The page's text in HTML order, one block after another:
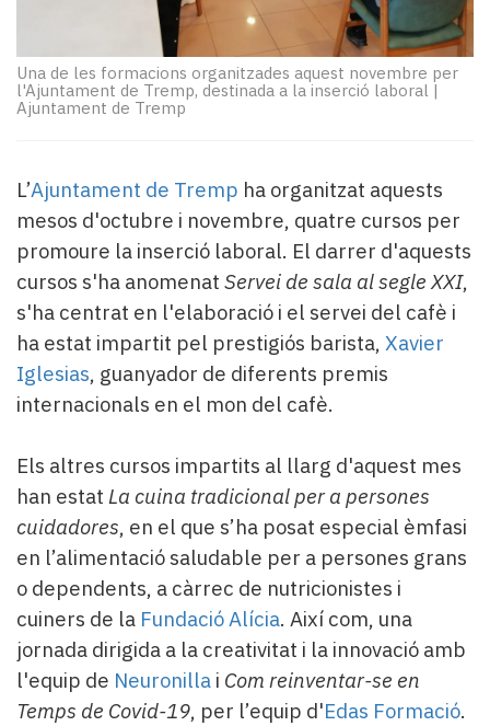
Pallars
Contingut
patrocinat
llegit...
Editorial
Una de les formacions organitzades aquest novembre per
l'Ajuntament de Tremp, destinada a la inserció laboral |
Ajuntament de Tremp
L’Ajuntament de Tremp ha organitzat aquests
mesos d'octubre i novembre, quatre cursos per
promoure la inserció laboral. El darrer d'aquests
cursos s'ha anomenat Servei de sala al segle XXI,
s'ha centrat en l'elaboració i el servei del cafè i
ha estat impartit pel prestigiós barista, Xavier
Iglesias, guanyador de diferents premis
internacionals en el mon del cafè.
Els altres cursos impartits al llarg d'aquest mes
han estat La cuina tradicional per a persones
cuidadores, en el que s’ha posat especial èmfasi
en l’alimentació saludable per a persones grans
o dependents, a càrrec de nutricionistes i
cuiners de la Fundació Alícia. Així com, una
jornada dirigida a la creativitat i la innovació amb
l'equip de Neuronilla i Com reinventar-se en
Temps de Covid-19, per l’equip d'Edas Formació.